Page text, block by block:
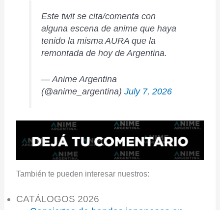
Este twit se cita/comenta con
alguna escena de anime que haya
tenido la misma AURA que la
remontada de hoy de Argentina.
— Anime Argentina
(@anime_argentina)July 7, 2026
También te pueden interesar nuestros:
CATÁLOGOS 2026